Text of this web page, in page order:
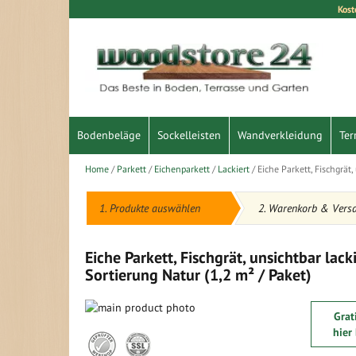
Inhalt
Bodenbeläge Sockelleisten Wandverkleidung
Home Parkett Eichenparkett Lackiert Eiche Parkett,
1. Produkte auswählen 2. Warenkorb &
Eiche Parkett, Fischgrät, unsichtbar
Sortierung Natur (1,2 m² / Paket)
hier
Zum
der
Anfang